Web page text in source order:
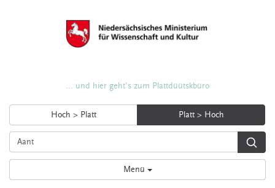
... und hier geht's zum Plattdüütskbüro
Hoch > Platt Platt > Hoch
Menü